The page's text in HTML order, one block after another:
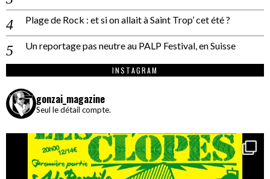
Plage de Rock : et si on allait à Saint Trop’ cet été ?
Un reportage pas neutre au PALP Festival, en Suisse
INSTAGRAM
gonzai_magazine
Seul le détail compte.